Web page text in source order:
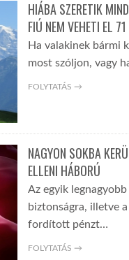
HIÁBA SZERETIK
FIÚ NEM VEHETI EL
Ha valakinek bármi
most szóljon, vagy
FOLYTATÁS →
NAGYON SOKBA
ELLENI HÁBORÚ
Az egyik
biztonságra, illetve
fordított pénzt…
FOLYTATÁS →